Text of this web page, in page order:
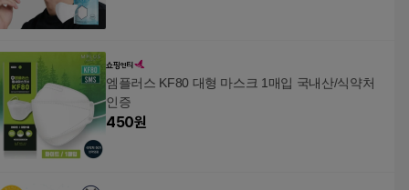
엠플러스 KF80 대형 마스크 1매입 국내산/식약처
인증
450원